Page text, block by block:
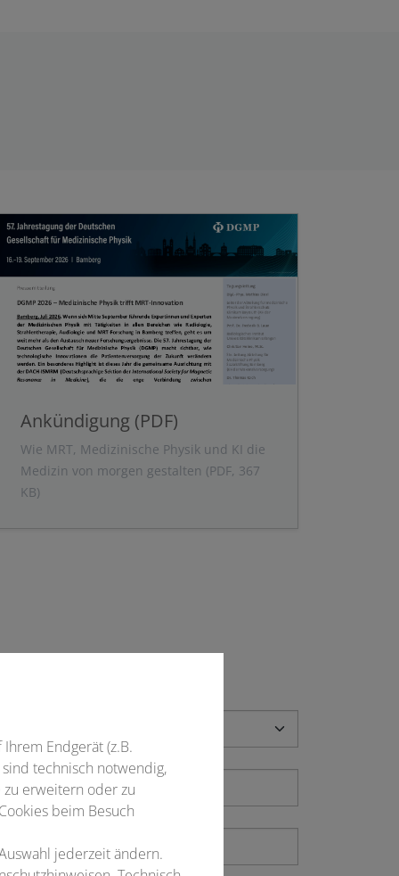
Ankündigung (PDF)
Wie MRT, Medizinische Physik und KI die
Medizin von morgen gestalten (PDF, 367
KB)
Endgerät (z.B.
technisch notwendig,
erweitern oder zu
beim Besuch
jederzeit ändern.